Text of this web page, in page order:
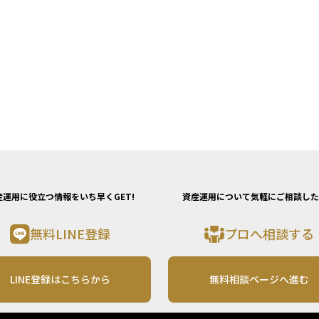
運用に役立つ情報をいち早くGET!
無料LINE登録
LINE登録はこちらから
資産運用について気軽にご相談し
プロへ相談する
無料相談ページへ進む